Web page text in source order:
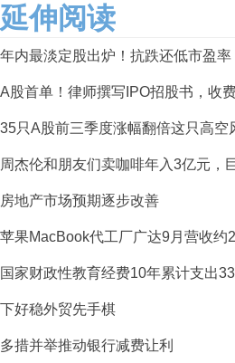
延伸阅读
年内最淡定股出炉！抗跌还低市盈
A股首单！律师撰写IPO招股书，收
35只A股前三季度涨幅翻倍这只高空
周杰伦和朋友们卖咖啡年入3亿元，
房地产市场预期逐步改善
苹果MacBook代工厂广达9月营收约
国家财政性教育经费10年累计支出
下好稳外贸先手棋
多措并举推动银行减费让利